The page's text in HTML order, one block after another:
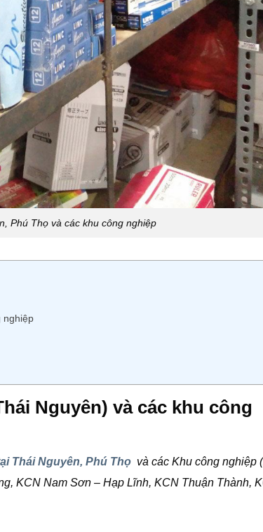
Phú Thọ và các khu công nghiệp
nghiệp
Nguyên) và các khu công
Thái Nguyên, Phú Thọ và các Khu công nghiệp
KCN Nam Sơn – Hạp Lĩnh, KCN Thuận Thành,